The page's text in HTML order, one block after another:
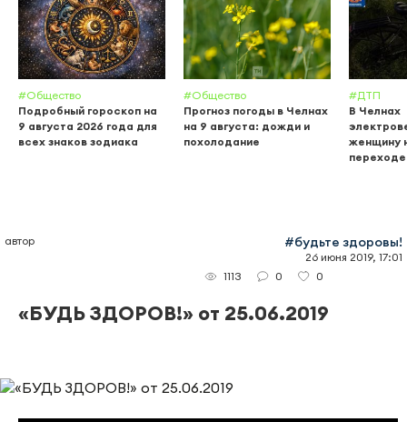
#Общество
Подробный гороскоп на
9 августа 2026 года для
всех знаков зодиака
#Общество
Прогноз погоды в Челнах
на 9 августа: дожди и
похолодание
#ДТП
В Челнах
женщину
переходе
автор #будьте здоровы!
26 июня 2019, 17:01
1113
0 0
«БУДЬ ЗДОРОВ!» от 25.06.2019